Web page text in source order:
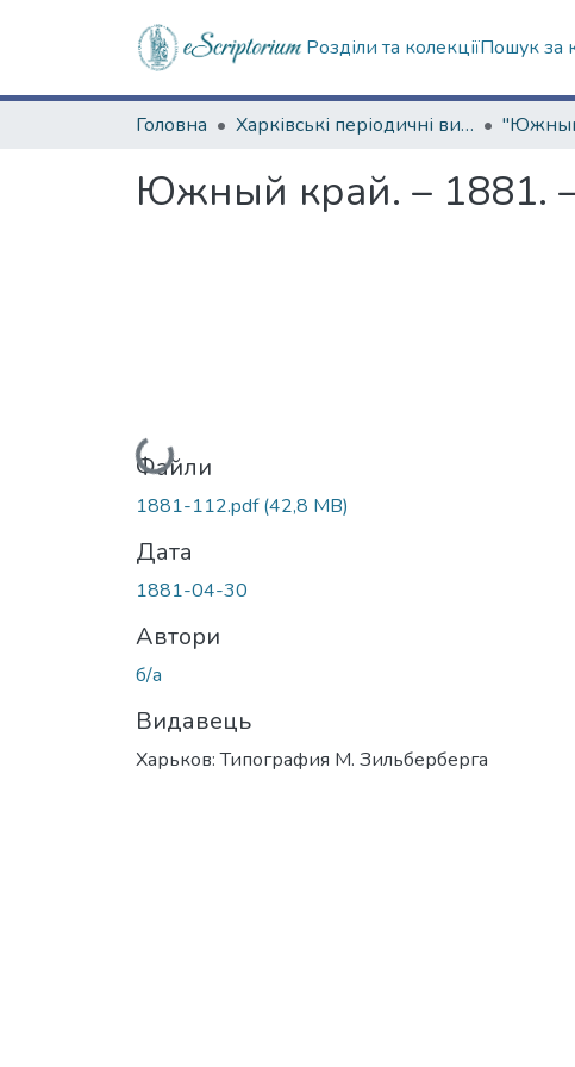
Розділи та колекціїПошук за
Головна Харківські періодичні видання
Южный край. – 1881.
Вантажиться...
Файли
1881-112.pdf(42,8 MB)
Дата
1881-04-30
Автори
б/а
Видавець
Харьков: Типография М. Зильберберга